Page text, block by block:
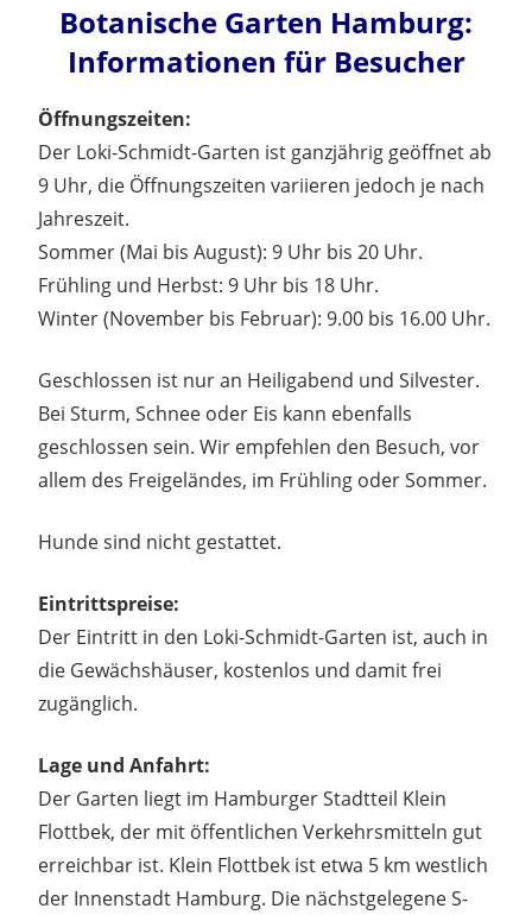
Botanische Garten Hamburg:
Informationen für Besucher
Öffnungszeiten:
Der Loki-Schmidt-Garten ist ganzjährig geöffnet ab
9 Uhr, die Öffnungszeiten variieren jedoch je nach
Jahreszeit.
Sommer (Mai bis August): 9 Uhr bis 20 Uhr.
Frühling und Herbst: 9 Uhr bis 18 Uhr.
Winter (November bis Februar): 9.00 bis 16.00 Uhr.
Geschlossen ist nur an Heiligabend und Silvester.
Bei Sturm, Schnee oder Eis kann ebenfalls
geschlossen sein. Wir empfehlen den Besuch, vor
allem des Freigeländes, im Frühling oder Sommer.
Hunde sind nicht gestattet.
Eintrittspreise:
Der Eintritt in den Loki-Schmidt-Garten ist, auch in
die Gewächshäuser, kostenlos und damit frei
zugänglich.
Lage und Anfahrt:
Der Garten liegt im Hamburger Stadtteil Klein
Flottbek, der mit öffentlichen Verkehrsmitteln gut
erreichbar ist. Klein Flottbek ist etwa 5 km westlich
der Innenstadt Hamburg. Die nächstgelegene S-